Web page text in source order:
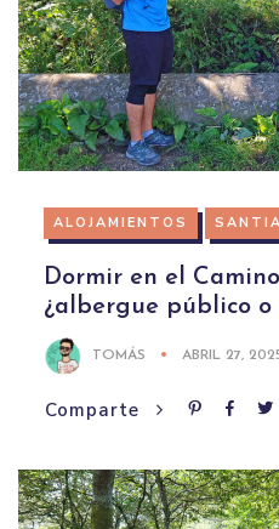
ALOJAMIENTOS
Dormir en el
¿albergue público o
TOMÁS ABRIL 27,
Comparte